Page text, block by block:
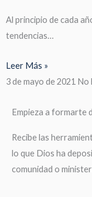
Al principio de cada
tendencias…
Leer Más »
3 de mayo de 2021 No
Empieza a formarte
Recibe las
lo que Dios ha
comunidad o